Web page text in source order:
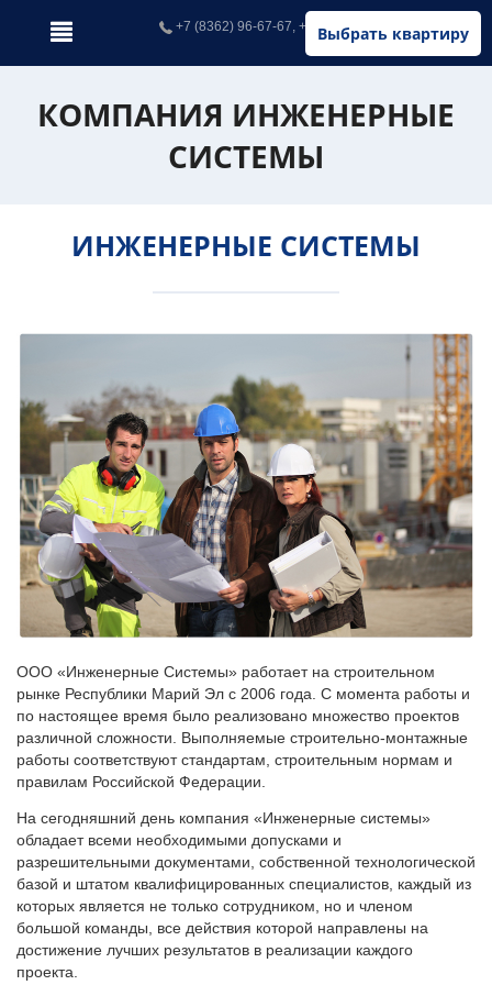
Выбрать квартиру
+7 (8362) 96-67-67, +7 (902) 326-67-67
КОМПАНИЯ ИНЖЕНЕРНЫЕ
СИСТЕМЫ
ИНЖЕНЕРНЫЕ СИСТЕМЫ
ООО «Инженерные Системы» работает на строительном
рынке Республики Марий Эл с 2006 года. С момента работы и
по настоящее время было реализовано множество проектов
различной сложности. Выполняемые строительно-монтажные
работы соответствуют стандартам, строительным нормам и
правилам Российской Федерации.
На сегодняшний день компания «Инженерные системы»
обладает всеми необходимыми допусками и
разрешительными документами, собственной технологической
базой и штатом квалифицированных специалистов, каждый из
которых является не только сотрудником, но и членом
большой команды, все действия которой направлены на
достижение лучших результатов в реализации каждого
проекта.